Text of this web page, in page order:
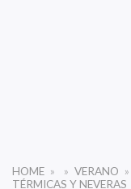
HOME » » VERANO »
TÉRMICAS Y NEVERAS